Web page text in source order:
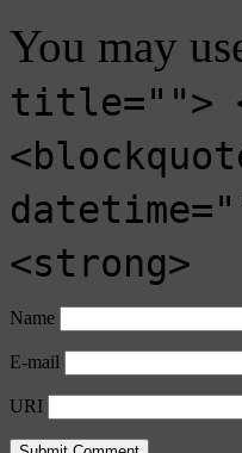
You may
title="">
<strong>
Name
E-mail
URI